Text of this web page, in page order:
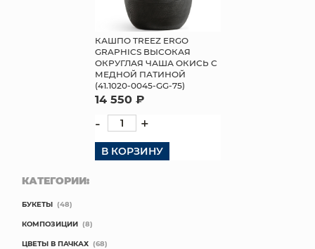
КАШПО TREEZ ERGO
GRAPHICS ВЫСОКАЯ
ОКРУГЛАЯ ЧАША ОКИСЬ С
МЕДНОЙ ПАТИНОЙ
(41.1020-0045-GG-75)
14 550 ₽
- +
В КОРЗИНУ
КАТЕГОРИИ:
БУКЕТЫ (48)
КОМПОЗИЦИИ (8)
ЦВЕТЫ В ПАЧКАХ (68)